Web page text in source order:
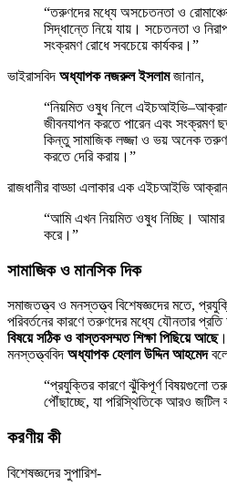
“তরুণদের মধ্যে অসচেতনতা ও
সিদ্ধান্তে নিয়ে যায়। সচেতনতা ও
সংক্রমণ রোধে সবচেয়ে কার্যকর।”
ভাইরাসবিদ অধ্যাপক নজরুল ইসলামজানান,
“নিয়মিত ওষুধ নিলে
জীবনযাপন করতে পারেন এবং সংক্রমণ
কিন্তু সামাজিক লজ্জা ও ভয় অনেক
করতে দেরি করায়।”
রাজধানীর বাড্ডা এলাকার এক এইচআইভি
“আমি এখন নিয়মিত ওষুধ নিচ্ছি।
করে।”
সামাজিক ও মানসিক দিক
সমাজতত্ত্ব ও মনস্তত্ত্ব বিশেষজ্ঞদের মতে,
পরিবর্তনের কারণে তরুণদের মধ্যে যৌনতার
বিষয়ে সঠিক ও বাস্তবসম্মত শিক্ষা পিছিয়ে আছে।
মনস্তত্ত্ববিদ অধ্যাপক হেলাল উদ্দিন আহমেদ
“প্রযুক্তির কারণে ঝুঁকিপূর্ণ বিষয়গুলো
পৌঁছাচ্ছে, যা পরিস্থিতিকে আরও
করণীয় কী
বিশেষজ্ঞদের সুপারিশ-